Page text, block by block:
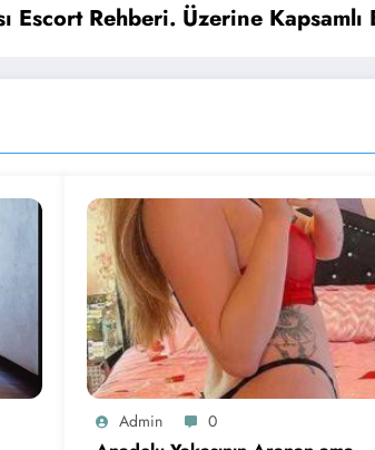
Rehberi. Üzerine Kapsamlı
Admin 0